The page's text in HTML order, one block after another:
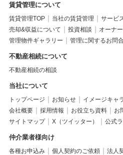
賃貸管理について
賃貸管理TOP 当社の賃貸管理 サービ
売却&収益について
投資相談
オーナ
管理物件ギャラリー
管理に関するお問
不動産相続について
不動産相続の相談
当社について
トップページ お知らせ イメージキャ
会社概要
採用情報 お役立ち資料 お
サイトマップ
X（ツイッター） 公式
仲介業者様向け
各種お申込み 個人契約のご依頼 法人